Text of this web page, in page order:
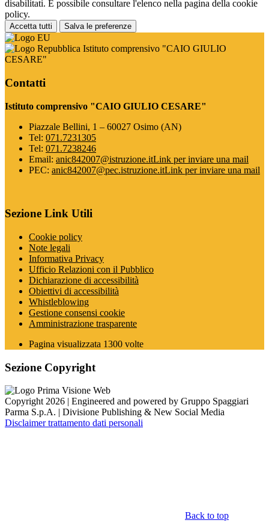
disabilitati. È possibile consultare l'elenco nella pagina della cookie
policy.
Accetta tutti Salva le preferenze
Istituto comprensivo "CAIO GIULIO
CESARE"
Contatti
Istituto comprensivo "CAIO GIULIO CESARE"
Piazzale Bellini, 1 – 60027 Osimo (AN)
Tel: 071.7231305
Tel: 071.7238246
Email: anic842007@istruzione.itLink per inviare una mail
PEC: anic842007@pec.istruzione.itLink per inviare una mail
Sezione Link Utili
Cookie policy
Note legali
Informativa Privacy
Ufficio Relazioni con il Pubblico
Dichiarazione di accessibilità
Obiettivi di accessibilità
Whistleblowing
Gestione consensi cookie
Amministrazione trasparente
Pagina visualizzata 1300 volte
Sezione Copyright
Copyright 2026 | Engineered and powered by Gruppo Spaggiari
Parma S.p.A. | Divisione Publishing & New Social Media
Disclaimer trattamento dati personali
Back to top